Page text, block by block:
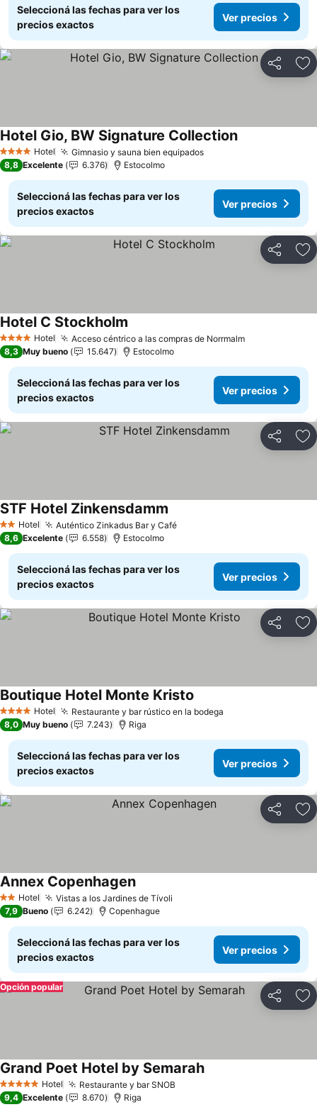
Seleccioná las fechas para ver los
precios exactos
Ver precios
Compartir
4 EstrellasHotel Gimnasio y sauna bien equipadosVer precios
Hotel Gio, BW Signature CollectionVer precios
8,8 Excelente 6.376 Estocolmo
Seleccioná las fechas para ver los
precios exactos
Ver precios
Compartir
4 EstrellasHotel Acceso céntrico a las compras de NorrmalmVer precios
Hotel C Stockholm
8,3 Muy bueno 15.647 Estocolmo
Seleccioná las fechas para ver los
precios exactos
Ver precios
Compartir
2 Estrellas
Hotel Auténtico Zinkadus Bar y CaféVer precios
STF Hotel Zinkensdamm
8,6 Excelente 6.558 Estocolmo
Seleccioná las fechas para ver los
precios exactos
Ver precios
Compartir
4 EstrellasHotel Restaurante y bar rústico en la bodega
Boutique Hotel Monte Kristo
8,0 Muy bueno 7.243 Riga
Seleccioná las fechas para ver los
precios exactos
Ver precios
Compartir
2 Estrellas
Hotel Vistas a los Jardines de Tívoli
Annex CopenhagenVer precios
7,9 Bueno 6.242 Copenhague
Seleccioná las fechas para ver los
precios exactos
Ver precios
Compartir
Opción popular
5 Estrellas Hotel Restaurante y bar SNOB
Grand Poet Hotel by SemarahVer precios
9,4 Excelente 8.670 Riga